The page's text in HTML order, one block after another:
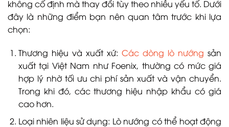
không cố định mà thay đổi tùy theo nhiều yếu tố. Dưới
đây là những điểm bạn nên quan tâm trước khi lựa
chọn:
Thương hiệu và xuất xứ: Các dòng lò nướng sản
xuất tại Việt Nam như Foenix, thường có mức giá
hợp lý nhờ tối ưu chi phí sản xuất và vận chuyển.
Trong khi đó, các thương hiệu nhập khẩu có giá
cao hơn.
Loại nhiên liệu sử dụng: Lò nướng có thể hoạt động